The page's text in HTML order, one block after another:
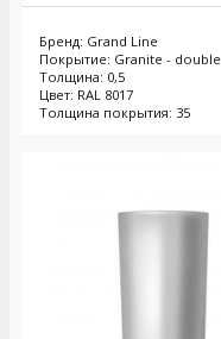
Бренд: Grand Line
Покрытие: Granite - double
Толщина: 0,5
Цвет: RAL 8017
Толщина покрытия: 35